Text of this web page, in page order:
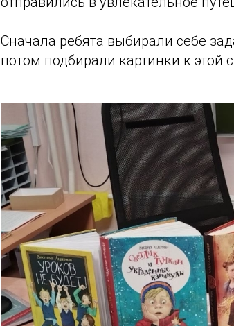
Сначала ребята выбирали себе
потом подбирали картинки к этой